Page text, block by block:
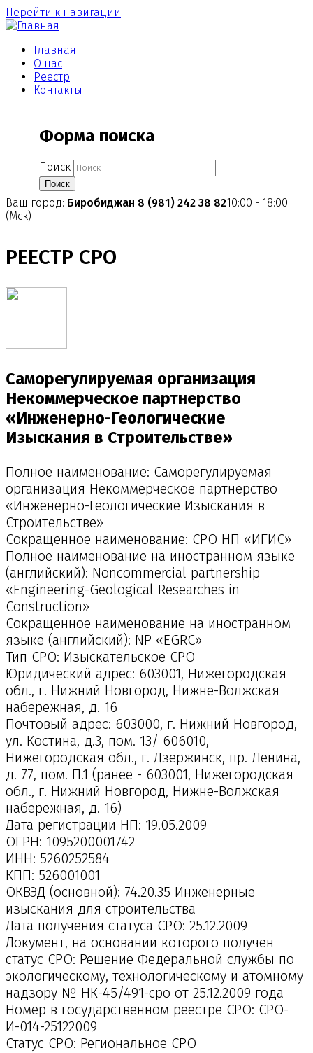
Перейти к навигации
Главная
О нас
Реестр
Контакты
Форма поиска
Поиск
Ваш город: Биробиджан 8 (981) 242 38 8210:00 - 18:00
(Мск)
РЕЕСТР СРО
Саморегулируемая организация
Некоммерческое партнерство
«Инженерно-Геологические
Изыскания в Строительстве»
Полное наименование: Саморегулируемая
организация Некоммерческое партнерство
«Инженерно-Геологические Изыскания в
Строительстве»
Сокращенное наименование: СРО НП «ИГИС»
Полное наименование на иностранном языке
(английский): Noncommercial partnership
«Engineering-Geological Researches in
Construction»
Сокращенное наименование на иностранном
языке (английский): NP «EGRC»
Тип СРО: Изыскательское СРО
Юридический адрес: 603001, Нижегородская
обл., г. Нижний Новгород, Нижне-Волжская
набережная, д. 16
Почтовый адрес: 603000, г. Нижний Новгород,
ул. Костина, д.3, пом. 13/ 606010,
Нижегородская обл., г. Дзержинск, пр. Ленина,
д. 77, пом. П.1 (ранее - 603001, Нижегородская
обл., г. Нижний Новгород, Нижне-Волжская
набережная, д. 16)
Дата регистрации НП: 19.05.2009
ОГРН: 1095200001742
ИНН: 5260252584
КПП: 526001001
ОКВЭД (основной): 74.20.35 Инженерные
изыскания для строительства
Дата получения статуса СРО: 25.12.2009
Документ, на основании которого получен
статус СРО: Решение Федеральной службы по
экологическому, технологическому и атомному
надзору № НК-45/491-сро от 25.12.2009 года
Номер в государственном реестре СРО: СРО-
И-014-25122009
Статус СРО: Региональное СРО